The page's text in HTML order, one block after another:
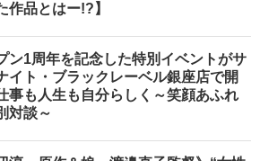
作品とはー!?】
ン1周年を記念した特別イベントがサ
イト・ブラックレーベル銀座店で開
も人生も自分らしく～笑顔あふれ
対談～